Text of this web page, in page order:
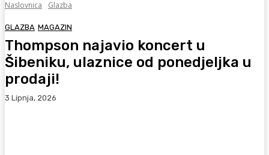
Naslovnica
Glazba
GLAZBA MAGAZIN
Thompson najavio koncert u
Šibeniku, ulaznice od ponedjeljka u
prodaji!
3 Lipnja, 2026